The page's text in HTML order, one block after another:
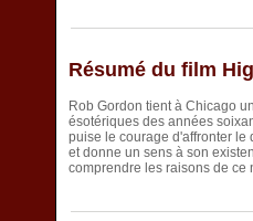
Résumé du film
Rob Gordon tient à Chicago
ésotériques des années
puise le courage d'affronter
et donne un sens à son
comprendre les raisons de ce